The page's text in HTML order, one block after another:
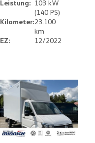
Leistung: 103 kW
(140 PS)
Kilometer:23.100
km
EZ:
12/2022